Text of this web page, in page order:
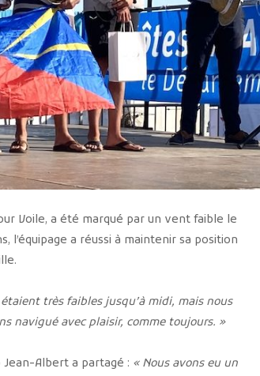
Voile, a été marqué par un vent faible le
l’équipage a réussi à maintenir sa position
très faibles jusqu’à midi, mais nous
navigué avec plaisir, comme toujours. »
Jean-Albert a partagé : « Nous avons eu un